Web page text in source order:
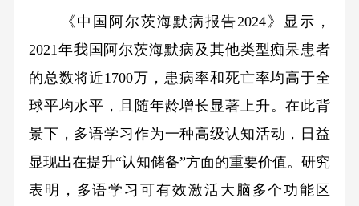
《中国阿尔茨海默病报告2024》显示，
2021年我国阿尔茨海默病及其他类型痴呆患者
的总数将近1700万，患病率和死亡率均高于全
球平均水平，且随年龄增长显著上升。在此背
景下，多语学习作为一种高级认知活动，日益
显现出在提升“认知储备”方面的重要价值。研究
表明，多语学习可有效激活大脑多个功能区